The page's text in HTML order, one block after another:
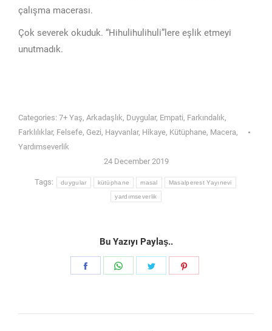
çalışma macerası.
Çok severek okuduk. “Hihulihulihuli”lere eşlik etmeyi
unutmadık.
Categories: 7+ Yaş, Arkadaşlık, Duygular, Empati, Farkındalık,
Farklılıklar, Felsefe, Gezi, Hayvanlar, Hikaye, Kütüphane, Macera,
Yardımseverlik
24 December 2019
Tags: duygular kütüphane masal Masalperest Yayınevi
yardımseverlik
Bu Yazıyı Paylaş..
Share